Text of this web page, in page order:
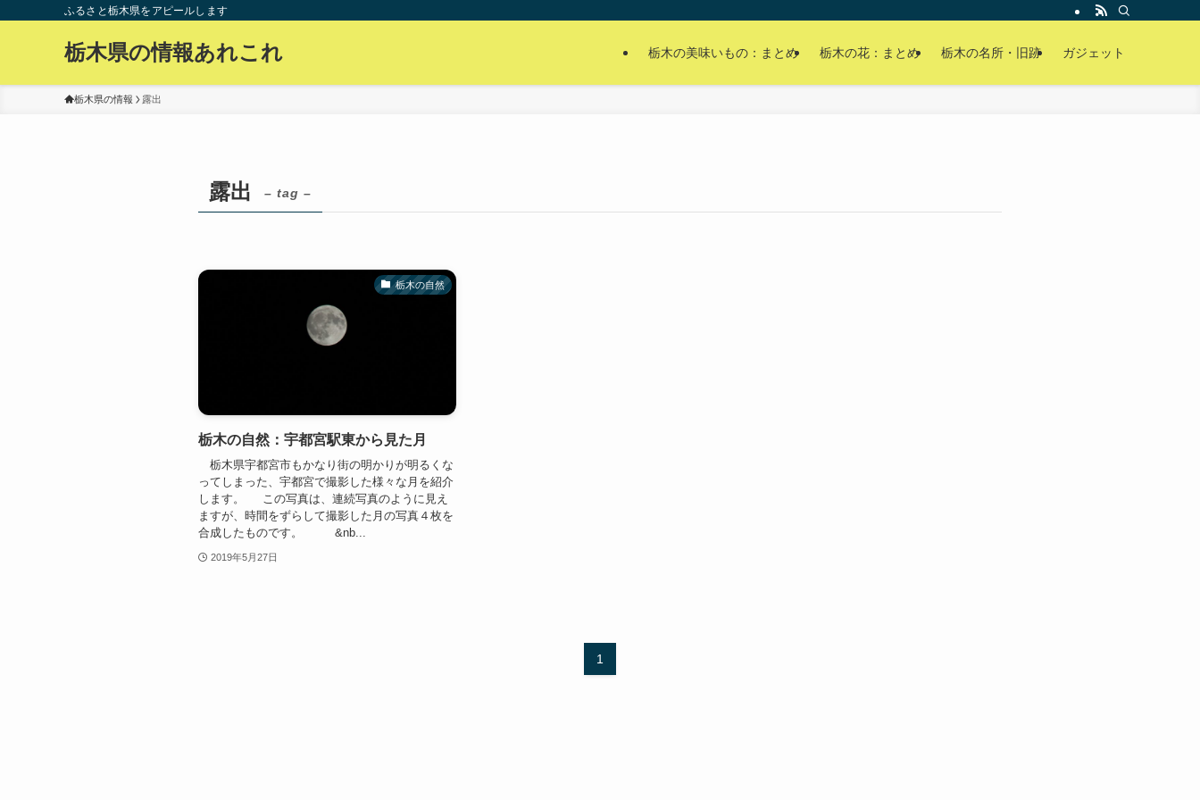
ふるさと栃木県をアピールします
栃木県の情報あれこれ 栃木の美味いもの：まとめ 栃木の花：まとめ 栃木の名所・旧跡 ガジェット
栃木県の情報 露出
露出 – tag –
栃木の自然
栃木の自然：宇都宮駅東から見た月
栃木県宇都宮市もかなり街の明かりが明るくな
ってしまった、宇都宮で撮影した様々な月を紹介
します。 この写真は、連続写真のように見え
ますが、時間をずらして撮影した月の写真４枚を
合成したものです。 &nb...
2019年5月27日
1